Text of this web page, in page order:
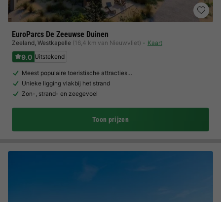
EuroParcs De Zeeuwse Duinen
Zeeland, Westkapelle (16,4 km van Nieuwvliet) Kaart
9.0 Uitstekend
Meest populaire toeristische attracties…
Unieke ligging vlakbij het strand
Zon-, strand- en zeegevoel
Toon prijzen